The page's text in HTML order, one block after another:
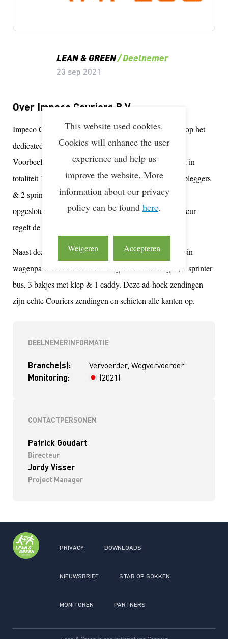
DEELNEMERINFORMATIE
Branche(s): Vervoerder, Wegvervoerder
Monitoring:
> 4 jaar
(2021)
CONTACTPERSONEN
Patrick Goudart
Directeur
Jordy Visser
Project Manager
Lean & Green Milestones
LEAN & GREEN Deelnemer
23 sep 2021
Over Impeco Couriers B.V.
Impeco Couriers is een transportbedrijf wat zich richt op het
dedicated inzetten van voertuigen bij vaste klanten.
Voorbeelden hiervan zijn Rensa en ATAG, hier rijden in
totaliteit 13 motorwagens, 2 city trailers & 2 trekker opleggers
& 2 sprinter bussen in vaste routes. In deze service zit
opgesloten dat Impeco enkel het voertuig en de chauffeur
regelt de rest is onder de regie van de klant.
Naast deze wagens heeft Impeco Couriers nog een klein
wagenpark voor ad-hock zendingen. 1 motorwagen, 1 sprinter
bus, 3 bakjes met klep & 1 caddy. Deze ad-hock zendingen
zijn echte Couriers zendingen en schieten alle kanten op.
PRIVACY DOWNLOADS
NIEUWSBRIEF STAR OP SOKKEN
MONITOREN PARTNERS
This website used cookies.
Cookies will enhance the user
experience and help us
improve the website. More
information about our privacy
policy can be found here.
Weigeren Accepteren